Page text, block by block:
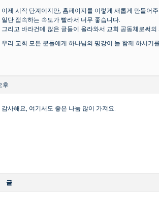
이제 시작 단계이지만, 홈페이지를 이렇게 새롭게 만들어
일단 접속하는 속도가 빨라서 너무 좋습니다.
그리고 바라건데 많은 글들이 올라와서 교회 공동체로써
우리 교회 모든 분들에게 하나님의 평강이 늘 함께 하시기
후
감사해요, 여기서도 좋은 나눔 많이 가져요.
글